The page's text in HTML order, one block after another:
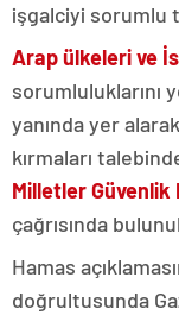
işgalciyi sorumlu
Arap ülkeleri ve
sorumluluklarını
yanında yer
kırmaları
Milletler Güvenlik
çağrısında
Hamas
doğrultusunda